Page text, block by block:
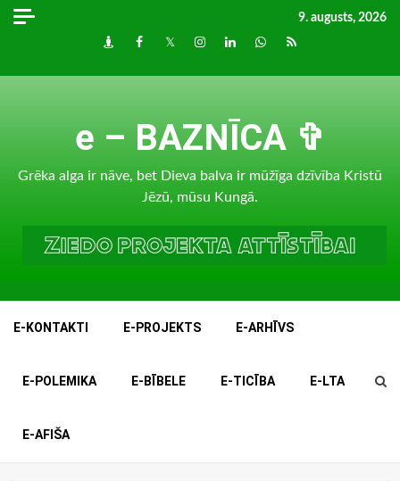
Skip
9. augusts, 2026
DraugiemFacebook
TwitterInstagram
LinkedInwhatsapp
RSS
e – BAZNĪCA ✞
Grēka alga ir nāve, bet Dieva balva ir mūžīga dzīvība Kristū
Jēzū, mūsu Kungā.
E-KONTAKTI E-PROJEKTS E-ARHĪVS
E-POLEMIKA E-BĪBELE E-TICĪBA E-LTA
E-AFIŠA